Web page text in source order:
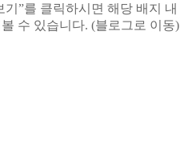
”를 클릭하시면 해당 배지 내
수 있습니다. (블로그로 이동)